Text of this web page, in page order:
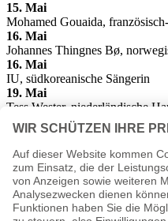
15. Mai
Mohamed Gouaida,
16. Mai
Johannes Thingnes Bø,
16. Mai
IU, südkoreanische Sängerin
19. Mai
Tess Wester, niederländische
23. Mai
Sargis Adamyan, armenischer
25. Mai
Nikolai Marzenko, russischer
27. Mai
Ivar Slik, niederländischer
28. Mai